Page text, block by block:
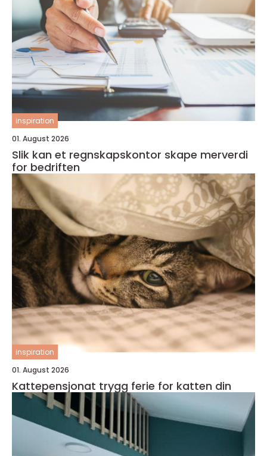
inspiration
01. August 2026
Slik kan et regnskapskontor skape merverdi
for bedriften
inspiration
01. August 2026
Kattepensjonat trygg ferie for katten din